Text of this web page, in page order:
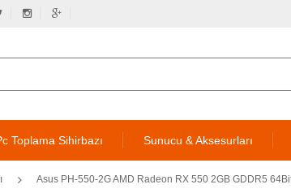
Toplama Sihirbazı Sunucu & Aksesurları
Asus PH-550-2G AMD Radeon RX 550 2GB GDDR5